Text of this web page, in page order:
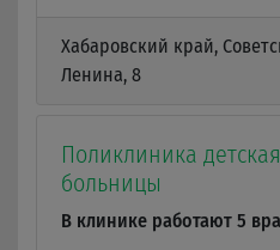
Хабаровский край,
Ленина, 8
Поликлиника
больницы
В клинике работают 5